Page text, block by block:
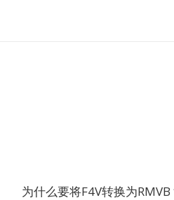
为什么要将F4V转换为RMVB